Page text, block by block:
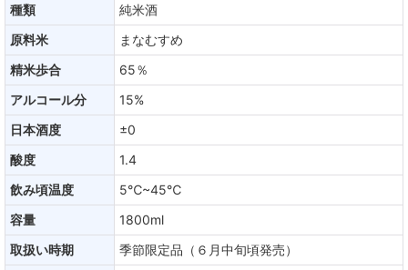
種類
純米酒
原料米
まなむすめ
精米歩合
65％
アルコール分
15%
日本酒度
±0
酸度
1.4
飲み頃温度
5℃~45℃
容量
1800ml
取扱い時期
季節限定品（６月中旬頃発売）